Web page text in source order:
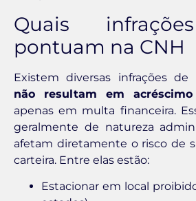
Quais
pontuam na CNH
Existem diversas infrações
não resultam em
apenas em multa financeira.
geralmente de natureza
afetam diretamente o risco de
carteira. Entre elas estão:
Estacionar em local